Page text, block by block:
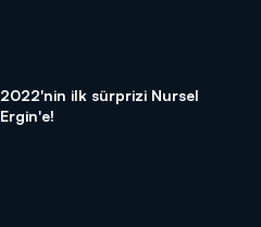
2022'nin ilk sürprizi Nursel
Ergin'e!